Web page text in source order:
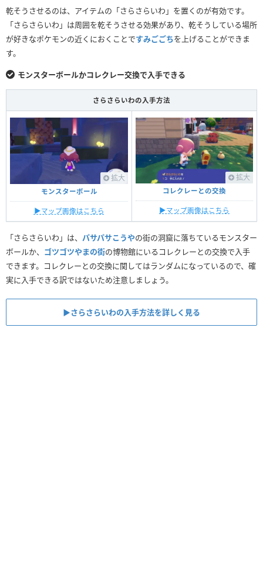
乾そうさせるのは、アイテムの「さらさらいわ」を置くのが有効です。
「さらさらいわ」は周囲を乾そうさせる効果があり、乾そうしている場所
が好きなポケモンの近くにおくことですみごごちを上げることができま
す。
モンスターボールかコレクレー交換で入手できる
さらさらいわの入手方法
拡大
モンスターボール
▶︎マップ画像はこちら
拡大
コレクレーとの交換
▶︎マップ画像はこちら
「さらさらいわ」は、 パサパサこうやの街の洞窟に落ちているモンスター
ボールか、 ゴツゴツやまの街の博物館にいるコレクレーとの交換で入手
できます。コレクレーとの交換に関してはランダムになっているので、確
実に入手できる訳ではないため注意しましょう。
▶︎さらさらいわの入手方法を詳しく見る